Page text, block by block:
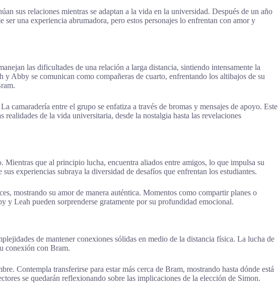
sus relaciones mientras se adaptan a la vida en la universidad. Después de un año
una experiencia abrumadora, pero estos personajes lo enfrentan con amor y
las dificultades de una relación a larga distancia, sintiendo intensamente la
Abby se comunican como compañeras de cuarto, enfrentando los altibajos de su
camaradería entre el grupo se enfatiza a través de bromas y mensajes de apoyo. Este
de la vida universitaria, desde la nostalgia hasta las revelaciones
que al principio lucha, encuentra aliados entre amigos, lo que impulsa su
experiencias subraya la diversidad de desafíos que enfrentan los estudiantes.
mostrando su amor de manera auténtica. Momentos como compartir planes o
y Leah pueden sorprenderse gratamente por su profundidad emocional.
de mantener conexiones sólidas en medio de la distancia física. La lucha de
conexión con Bram.
Contempla transferirse para estar más cerca de Bram, mostrando hasta dónde está
se quedarán reflexionando sobre las implicaciones de la elección de Simon.